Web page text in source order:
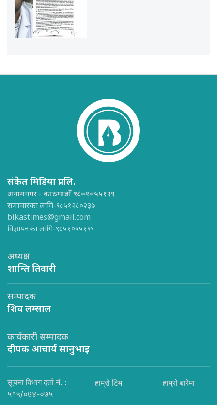
संकेत मिडिया प्रा.लि.
अनामनगर - काठमाडौँ ९८०१०५५१९९
समाचारका लागि-९८५१२८०२३७
bikastimes@gmail.com
विज्ञापनका लागि-९८५१०५५१९९
अध्यक्ष
शान्ति तिवारी
सम्पादक
शिव लम्साल
कार्यकारी सम्पादक
दीपक आचार्य सानुभाइ
सूचना विभाग दर्ता नं. :
५१५/०७४-०७५
हाम्रो टिम हाम्रो बारेमा